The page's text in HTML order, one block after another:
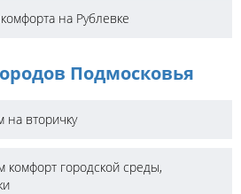
на Рублевке
Подмосковья
на вторичку
комфорт городской среды,